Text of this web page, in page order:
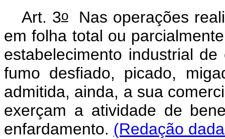
Art. 3oNas operações
em folha total ou
estabelecimento industrial
fumo desfiado, picado,
admitida, ainda, a sua
exerçam a atividade de
enfardamento. (Redação